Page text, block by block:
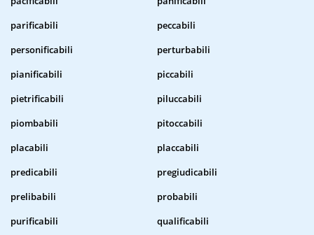
parificabili
peccabili
personificabili
perturbabili
pianificabili
piccabili
pietrificabili
piluccabili
piombabili
pitoccabili
placabili
placcabili
predicabili
pregiudicabili
prelibabili
probabili
purificabili
qualificabili